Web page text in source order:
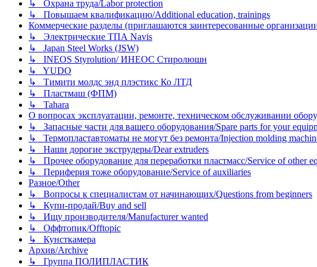
↳ Охрана труда/Labor protection
↳ Повышаем квалификацию/Additional education, trainings
Коммерческие разделы (приглашаются заинтересованные
↳ Электрические ТПА Navis
↳ Japan Steel Works (JSW)
↳ INEOS Styrolution/ ИНЕОС Стиролюшн
↳ YUDO
↳ Тимити молдс энд плэстикс Ко ЛТД
↳ Пластмаш (ФПМ)
↳ Tahara
О вопросах эксплуатации, ремонте, техническом обслуживании
↳ Запасные части для вашего оборудования/Spare parts for your
↳ Термопластавтоматы не могут без ремонта/Injection molding
↳ Наши дорогие экструдеры/Dear extruders
↳ Прочее оборудование для переработки пластмасс/Service of other
↳ Периферия тоже оборудование/Service of auxiliaries
Разное/Other
↳ Вопросы к специалистам от начинающих/Questions from beginners
↳ Купи-продай/Buy and sell
↳ Ищу производителя/Manufacturer wanted
↳ Оффтопик/Offtopic
↳ Кунсткамера
Архив/Archive
↳ Группа ПОЛИПЛАСТИК